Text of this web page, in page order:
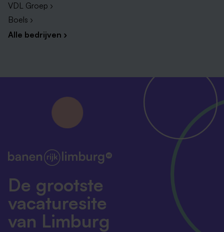
VDL Groep ›
Boels ›
Alle bedrijven ›
De grootste
vacaturesite
van Limburg